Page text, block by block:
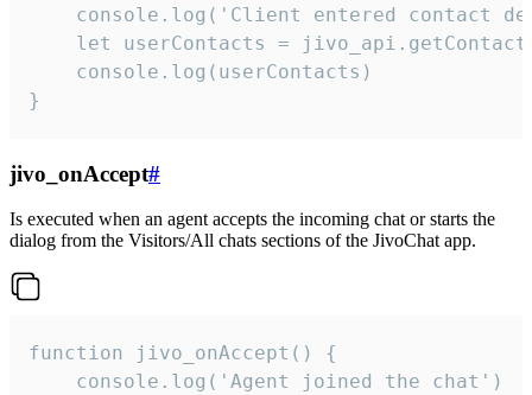
console.log('Client entered contact
let userContacts =
    console.log(userContacts)
}
jivo_onAccept#
Is executed when an agent accepts the incoming chat or starts the
dialog from the Visitors/All chats sections of the JivoChat app.
function jivo_onAccept() {